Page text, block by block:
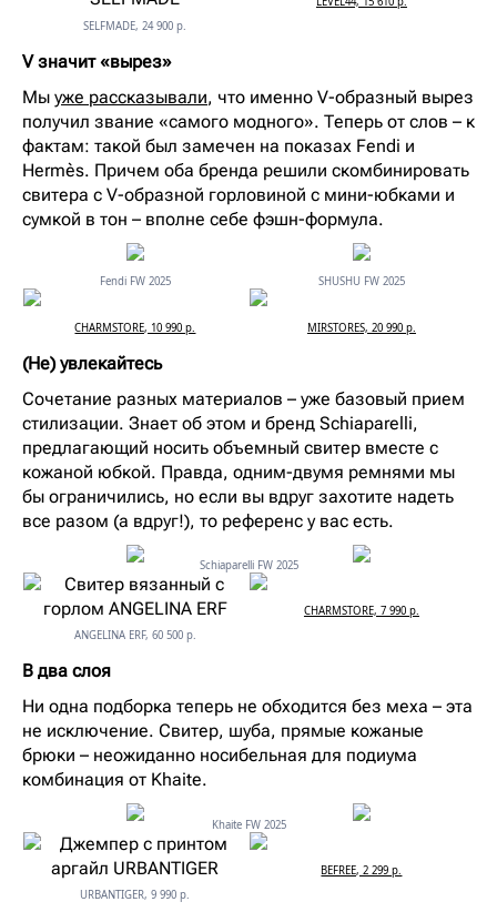
SELFMADE, 24 900 р.
V значит «вырез»
Мы уже рассказывали, что именно V-образный вырез
получил звание «самого модного». Теперь от слов – к
фактам: такой был замечен на показах Fendi и
Hermès. Причем оба бренда решили скомбинировать
свитера с V-образной горловиной с мини-юбками и
сумкой в тон – вполне себе фэшн-формула.
Fendi FW 2025 SHUSHU FW 2025
CHARMSTORE, 10 990 р. MIRSTORES, 20 990 р.
(Не) увлекайтесь
Сочетание разных материалов – уже базовый прием
стилизации. Знает об этом и бренд Schiaparelli,
предлагающий носить объемный свитер вместе с
кожаной юбкой. Правда, одним-двумя ремнями мы
бы ограничились, но если вы вдруг захотите надеть
все разом (а вдруг!), то референс у вас есть.
Schiaparelli FW 2025
ANGELINA ERF, 60 500 р.
CHARMSTORE, 7 990 р.
В два слоя
Ни одна подборка теперь не обходится без меха – эта
не исключение. Свитер, шуба, прямые кожаные
брюки – неожиданно носибельная для подиума
комбинация от Khaite.
Khaite FW 2025
URBANTIGER, 9 990 р.
BEFREE, 2 299 р.